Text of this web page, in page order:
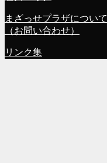
まざっせプラザについて
（お問い合わせ）
リンク集